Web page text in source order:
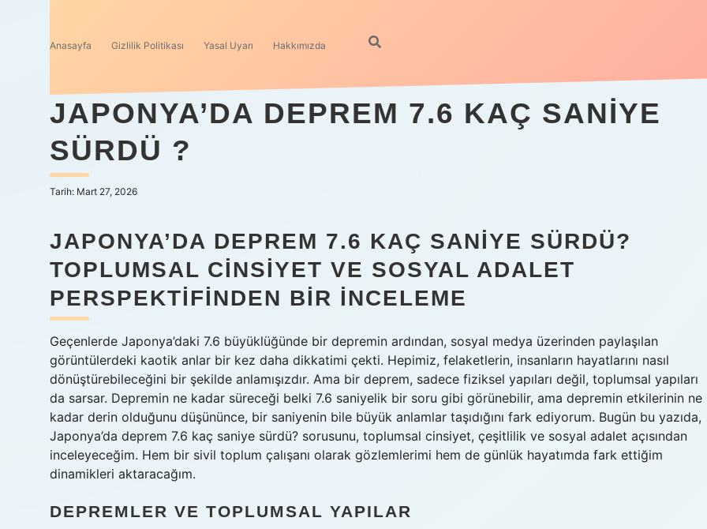
Anasayfa Gizlilik Politikası Yasal Uyarı Hakkımızda
JAPONYA’DA DEPREM 7.6 KAÇ SANIYE
SÜRDÜ ?
Tarih: Mart 27, 2026
JAPONYA’DA DEPREM 7.6 KAÇ SANIYE SÜRDÜ?
TOPLUMSAL CINSIYET VE SOSYAL ADALET
PERSPEKTIFINDEN BIR İNCELEME
Geçenlerde Japonya’daki 7.6 büyüklüğünde bir depremin ardından, sosyal medya üzerinden paylaşılan
görüntülerdeki kaotik anlar bir kez daha dikkatimi çekti. Hepimiz, felaketlerin, insanların hayatlarını nasıl
dönüştürebileceğini bir şekilde anlamışızdır. Ama bir deprem, sadece fiziksel yapıları değil, toplumsal yapıları
da sarsar. Depremin ne kadar süreceği belki 7.6 saniyelik bir soru gibi görünebilir, ama depremin etkilerinin ne
kadar derin olduğunu düşününce, bir saniyenin bile büyük anlamlar taşıdığını fark ediyorum. Bugün bu yazıda,
Japonya’da deprem 7.6 kaç saniye sürdü? sorusunu, toplumsal cinsiyet, çeşitlilik ve sosyal adalet açısından
inceleyeceğim. Hem bir sivil toplum çalışanı olarak gözlemlerimi hem de günlük hayatımda fark ettiğim
dinamikleri aktaracağım.
DEPREMLER VE TOPLUMSAL YAPILAR